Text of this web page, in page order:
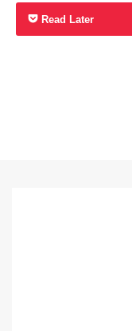
Read Later